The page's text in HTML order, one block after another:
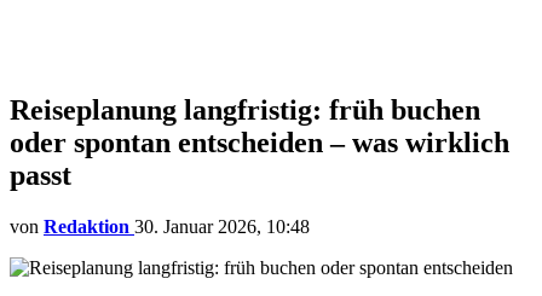
Reiseplanung langfristig: früh buchen
oder spontan entscheiden – was wirklich
passt
von Redaktion 30. Januar 2026, 10:48